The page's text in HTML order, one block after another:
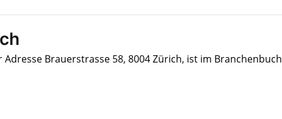
Brauerstrasse 58, 8004 Zürich, ist im Branchenbuch